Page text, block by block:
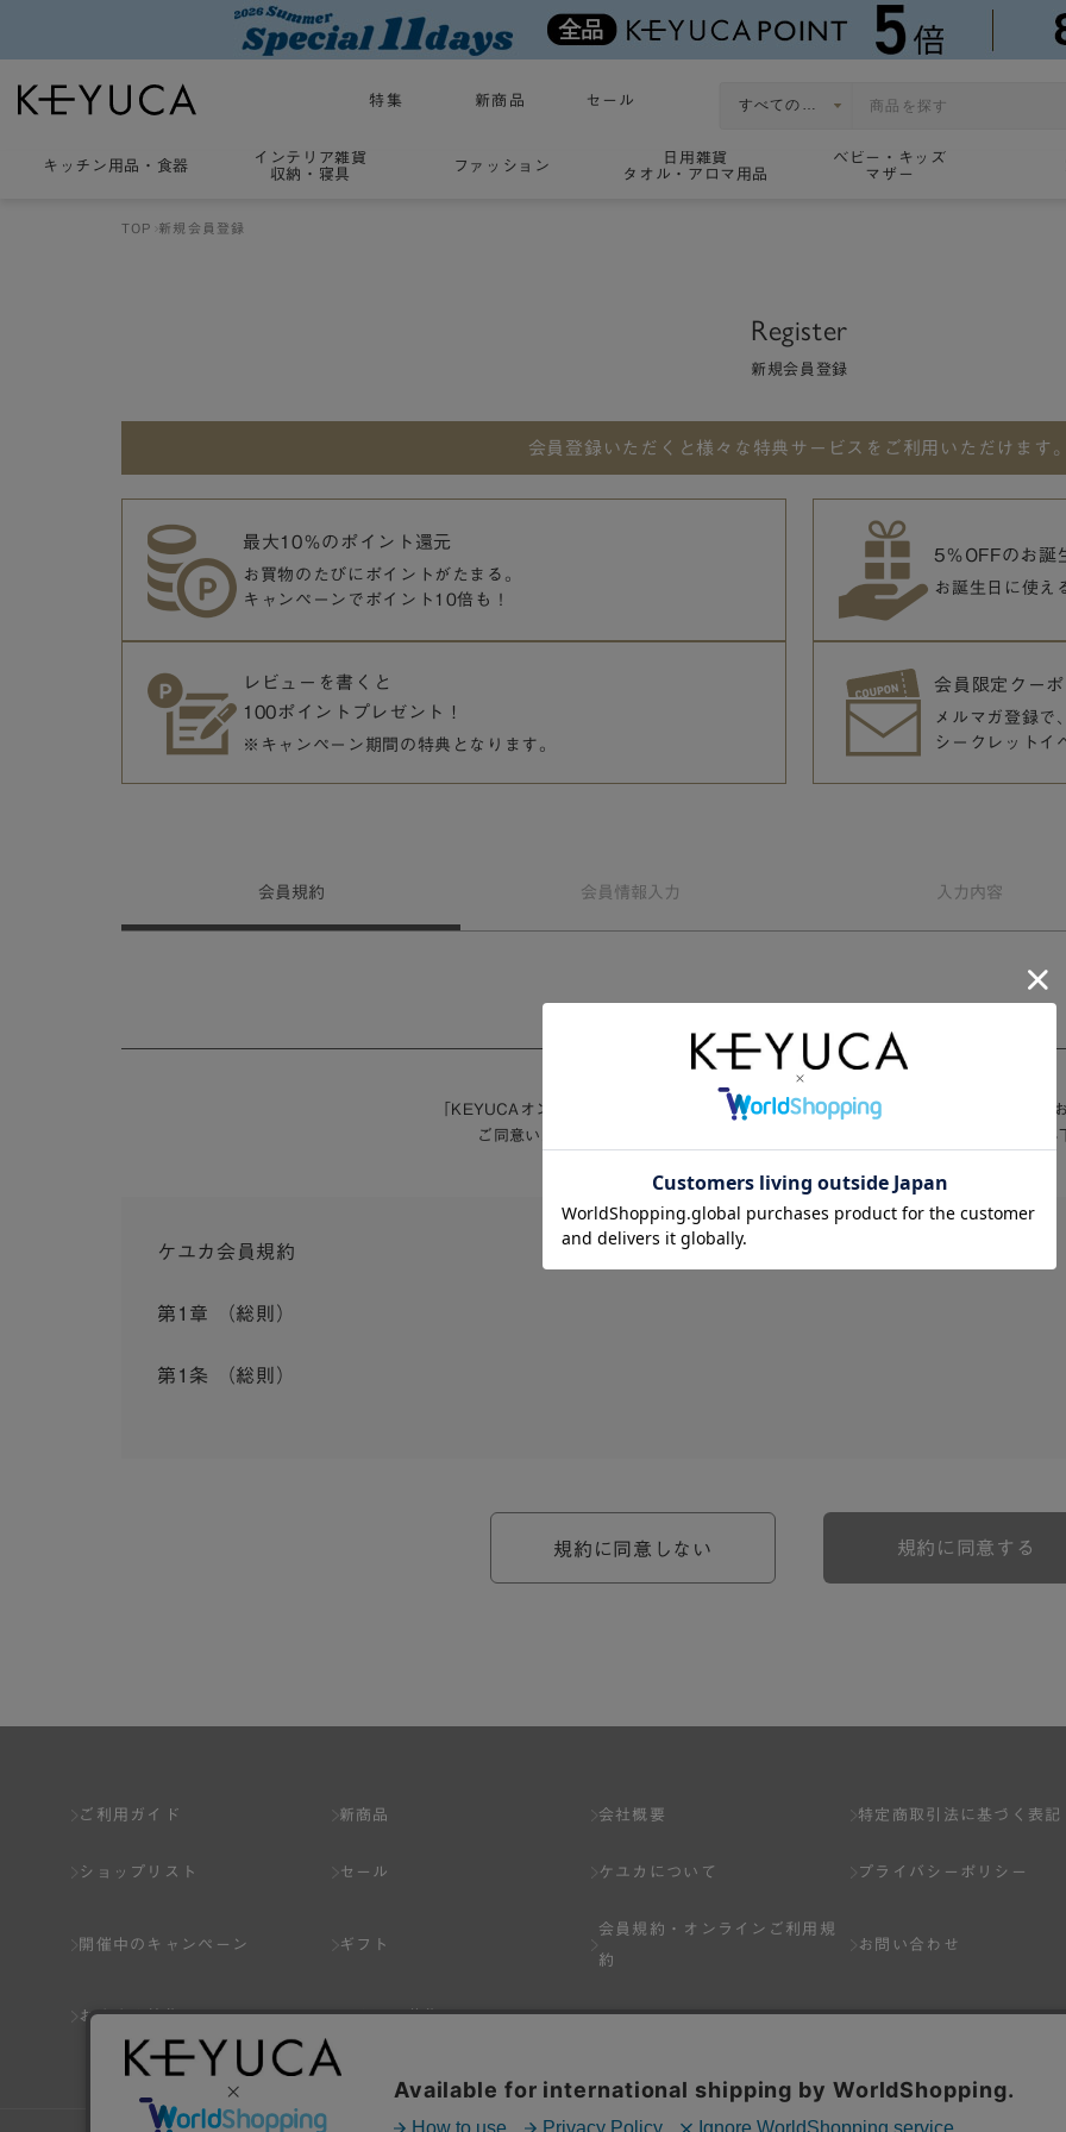
特集 新商品 セール
キッチン用品 ・ 食器
インテリア雑貨
収納・寝具
ファッション
日用雑貨
タオル・アロマ用品
ベビー・キッズ
マザー
TOP 新規会員登録
Register
新規会員登録
会員登録いただくと 様々な特典サービスをご利用いただけます。
最大10％のポイント還元
お買物のたびにポイントがたまる。
キャンペーンでポイント10倍も！
5％OFFのお誕
お誕生日に使え
レビューを書くと
100ポイントプレゼント！
※キャンペーン期間の特典となります。
会員限定クーポ
メルマガ登録で
シークレットイ
会員 規約 会員情報 入力 入力 内容
「KEYUCAオンラインショップ」入会お申込の前に、以下の会員規約・利用規約を必ず
ご同意いただける方は、「同意する」をクリックして入会お申込フォームへお進み
ケユカ会員規約
第1章 （総則）
第1条 （総則）
ら個別規定はその名称のいかんに関わらず、本規約の一部を構成するものとします。
本規約の定めが前項の個別規定の定めと矛盾する場合には、個別規定において特段の定めなき限り、個別規定の定めが
1.会員の登録は、弊社所定の情報を、インターネット上のページへの入力、または弊社が別途指定する方法に従って提
2.会員登録は、一人につき１アカウントのみとします。一人で２アカウント以上を登録したと弊社が合理的な理由に基
3.前項の定めの他、弊社は、会員登録した方が以下の各号のいずれかの事由に該当する場合は、その登録を拒否し、ま
り消すことがあります。
（1） 本規約違反により、会員登録の抹消等の処分を受けている場合。
（2） 会員登録の申請に虚偽の事項が含まれている場合。
規約に同意しない 規約に同意する
ご利用ガイド
ショップリスト
開催中のキャンペーン
おすすめ特集
新商品
セール
ギフト
スタッフ募集
会社概要
ケユカについて
会員規約・
オンラインご利用規
約
Q&A
特定商取引法に基づく表記
プライバシーポリシー
お問い合わせ